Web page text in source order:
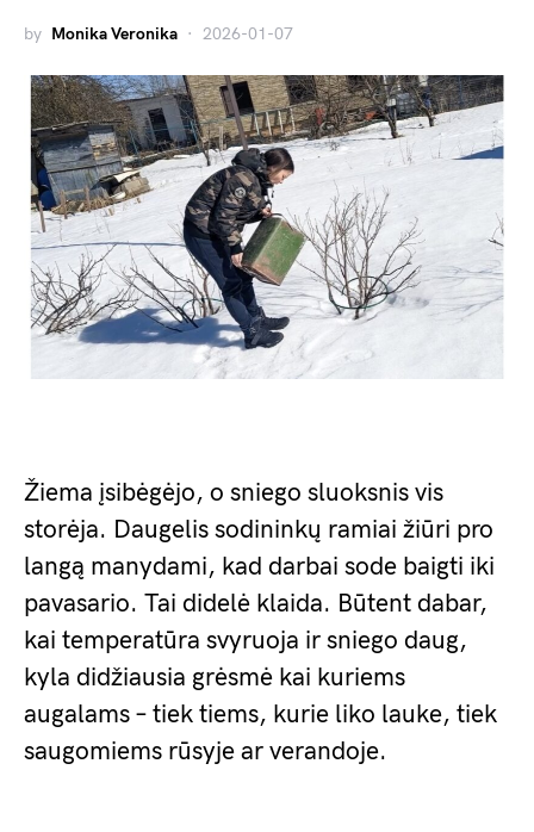
by Monika Veronika 2026-01-07
Žiema įsibėgėjo, o sniego sluoksnis vis
storėja. Daugelis sodininkų ramiai žiūri pro
langą manydami, kad darbai sode baigti iki
pavasario. Tai didelė klaida. Būtent dabar,
kai temperatūra svyruoja ir sniego daug,
kyla didžiausia grėsmė kai kuriems
augalams – tiek tiems, kurie liko lauke, tiek
saugomiems rūsyje ar verandoje.